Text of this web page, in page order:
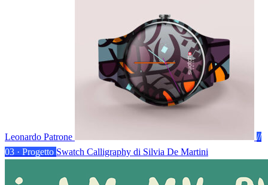
Leonardo Patrone
//
03 · Progetto Swatch Calligraphy di Silvia De Martini